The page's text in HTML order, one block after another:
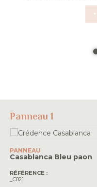
Panneau 1
PANNEAU
Casablanca Bleu paon
RÉFÉRENCE :
_C821